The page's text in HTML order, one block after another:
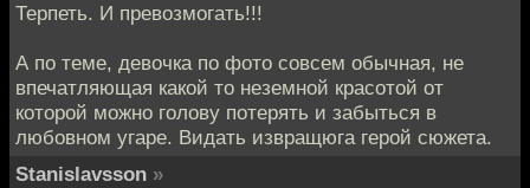
Терпеть. И превозмогать!!!
А по теме, девочка по фото совсем обычная, не
впечатляющая какой то неземной красотой от
которой можно голову потерять и забыться в
любовном угаре. Видать извращюга герой сюжета.
Stanislavsson »